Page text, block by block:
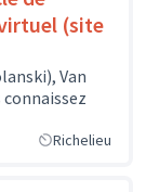
(site
Van
Richelieu